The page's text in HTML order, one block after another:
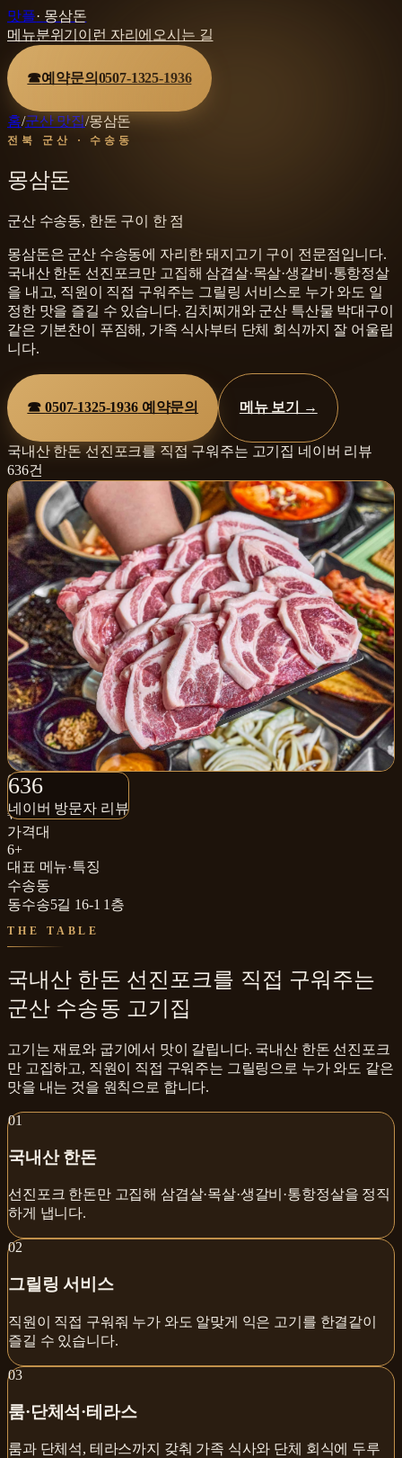
맛플· 몽삼돈
메뉴분위기 이런 자리에 오시는 길
☎예약문의 0507-1325-1936
홈/군산 맛집/몽삼돈
전북 군산 · 수송동
몽삼돈
군산 수송동, 한돈 구이 한 점
몽삼돈은 군산 수송동에 자리한 돼지고기 구이 전문점입니다.
국내산 한돈 선진포크만 고집해 삼겹살·목살·생갈비·통항정살
을 내고, 직원이 직접 구워주는 그릴링 서비스로 누가 와도 일
정한 맛을 즐길 수 있습니다. 김치찌개와 군산 특산물 박대구이
같은 기본찬이 푸짐해, 가족 식사부터 단체 회식까지 잘 어울립
니다.
☎0507-1325-1936예약문의 메뉴 보기 →
국내산 한돈 선진포크를 직접 구워주는 고기집 네이버 리뷰
636건
636
네이버 방문자 리뷰
636+
네이버 방문자 리뷰
₩₩
가격대
6+
대표 메뉴·특징
수송동
동수송5길 16-1 1층
THE TABLE
국내산 한돈 선진포크를 직접 구워주는
군산 수송동 고기집
고기는 재료와 굽기에서 맛이 갈립니다. 국내산 한돈 선진포크
만 고집하고, 직원이 직접 구워주는 그릴링으로 누가 와도 같은
맛을 내는 것을 원칙으로 합니다.
01
국내산 한돈
선진포크 한돈만 고집해 삼겹살·목살·생갈비·통항정살을 정직
하게 냅니다.
02
그릴링 서비스
직원이 직접 구워줘 누가 와도 알맞게 익은 고기를 한결같이
즐길 수 있습니다.
03
룸·단체석·테라스
룸과 단체석, 테라스까지 갖춰 가족 식사와 단체 회식에 두루